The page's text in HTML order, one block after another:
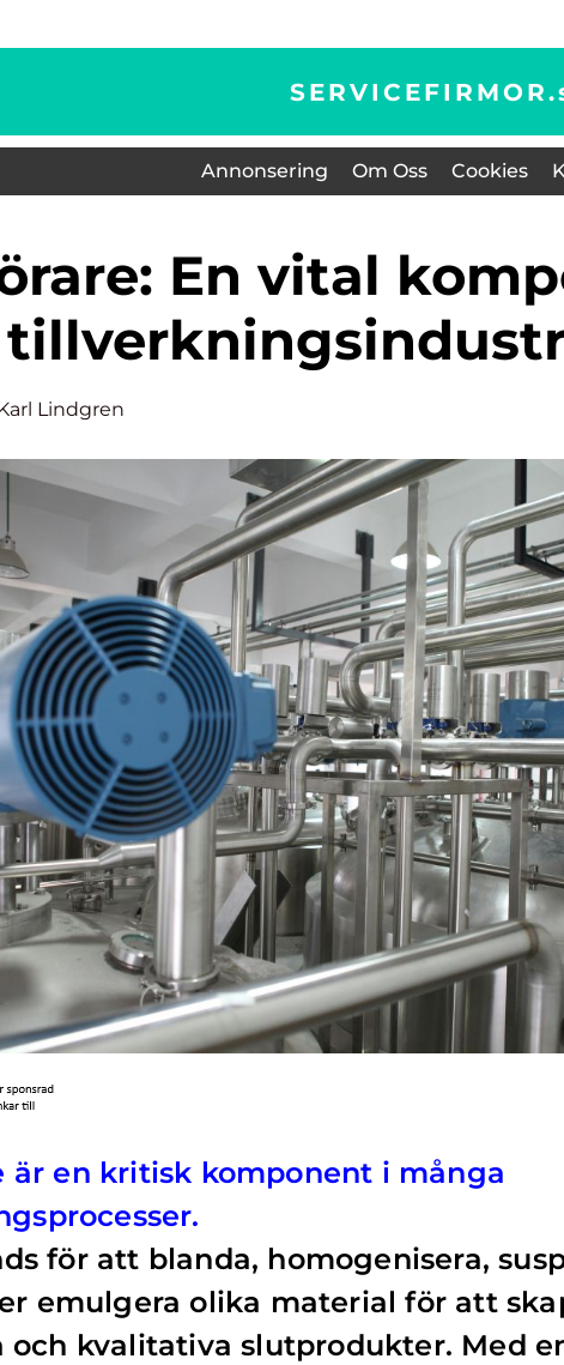
SERVICEFIRMOR.
Annonsering Om Oss Cookies
Lindgren
är en kritisk komponent i många
för att blanda, homogenisera,
emulgera olika material för att
och kvalitativa slutprodukter. Med